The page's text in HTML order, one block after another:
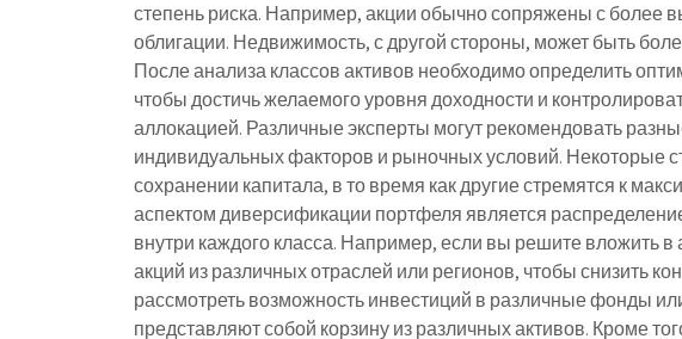
степень риска. Например, акции обычно сопряжены с более
облигации. Недвижимость, с другой стороны, может быть
После анализа классов активов необходимо определить
чтобы достичь желаемого уровня доходности и
аллокацией. Различные эксперты могут рекомендовать
индивидуальных факторов и рыночных условий. Некоторые
сохранении капитала, в то время как другие стремятся к
аспектом диверсификации портфеля является
внутри каждого класса. Например, если вы решите вложить в
акций из различных отраслей или регионов, чтобы снизить
рассмотреть возможность инвестиций в различные фонды
представляют собой корзину из различных активов. Кроме